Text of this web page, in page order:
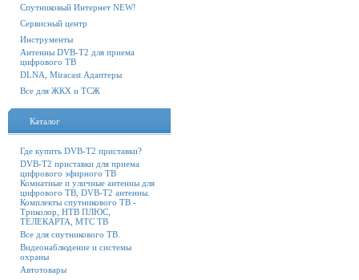
Спутниковый Интернет NEW!
Сервисный центр
Инструменты
Антенны DVB-T2 для приема
цифрового ТВ
DLNA, Miracast Адаптеры
Все для ЖКХ и ТСЖ
Каталог
Где купить DVB-T2 приставки?
DVB-T2 приставки для приема
цифрового эфирного ТВ
Комнатные и уличные антенны для
цифрового ТВ, DVB-T2 антенны.
Комплекты спутникового ТВ -
Триколор, НТВ ПЛЮС,
ТЕЛЕКАРТА, МТС ТВ
Все для спутникового ТВ.
Видеонаблюдение и системы
охраны
Автотовары